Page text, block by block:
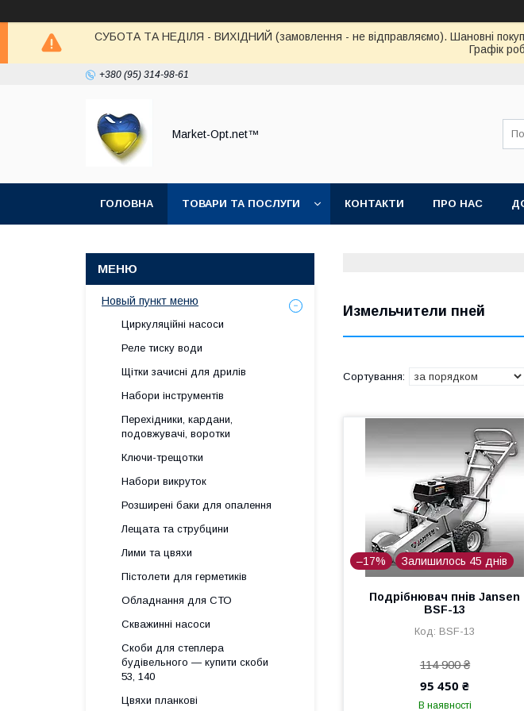
СУБОТА ТА НЕДІЛЯ - ВИХІДНИЙ (замовлення - не відправляємо). Шановні
Графік
+380 (95) 314-98-61
Market-Opt.net™
ГОЛОВНА ТОВАРИ ТА ПОСЛУГИ КОНТАКТИ ПРО НАС
Измельчители пней
–17% Залишилось 45 днів
Подрібнювач пнів Jansen
BSF-13
BSF-13
114 900 ₴
95 450 ₴
В наявності
Новый пункт меню
Циркуляційні насоси
Реле тиску води
Щітки зачисні для дрилів
Набори інструментів
Перехідники, кардани,
подовжувачі, воротки
Ключи-трещотки
Набори викруток
Розширені баки для опалення
Лещата та струбцини
Лими та цвяхи
Пістолети для герметиків
Обладнання для СТО
Скважинні насоси
Скоби для степлера
будівельного — купити скоби
53, 140
Цвяхи планкові